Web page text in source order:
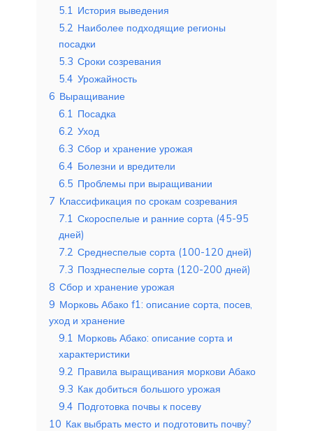
5.1 История выведения
5.2 Наиболее подходящие регионы
посадки
5.3 Сроки созревания
5.4 Урожайность
6 Выращивание
6.1 Посадка
6.2 Уход
6.3 Сбор и хранение урожая
6.4 Болезни и вредители
6.5 Проблемы при выращивании
7 Классификация по срокам созревания
7.1 Скороспелые и ранние сорта (45-95
дней)
7.2 Среднеспелые сорта (100-120 дней)
7.3 Позднеспелые сорта (120-200 дней)
8 Сбор и хранение урожая
9 Морковь Абако f1: описание сорта, посев,
уход и хранение
9.1 Морковь Абако: описание сорта и
характеристики
9.2 Правила выращивания моркови Абако
9.3 Как добиться большого урожая
9.4 Подготовка почвы к посеву
10 Как выбрать место и подготовить почву?